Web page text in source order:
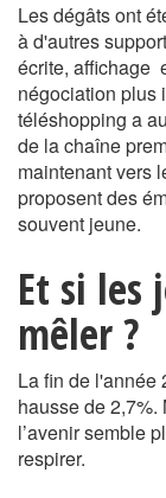
Les dégâts ont
à d'autres
écrite, affichage
négociation plus
téléshopping a
de la chaîne
maintenant vers
proposent des
souvent jeune.
Et si les
mêler ?
La fin de l'année
hausse de 2,7%.
l’avenir semble
respirer.